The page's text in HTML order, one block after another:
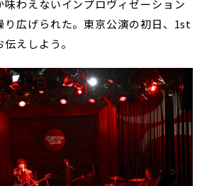
味わえないインプロヴィゼーション
り広げられた。東京公演の初日、1st
えしよう。